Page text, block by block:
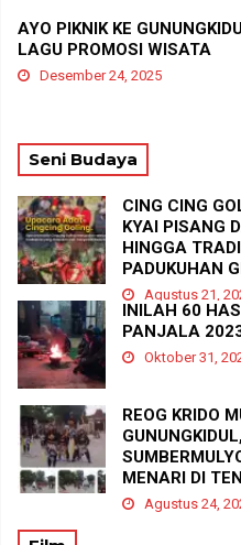
AYO PIKNIK KE
LAGU PROMOSI WISATA
Desember 24, 2025
Seni Budaya
CING CING
KYAI PISANG
HINGGA
PADUKUHAN
Agustus 21,
INILAH 60
PANJALA
Oktober 31,
REOG KRIDO
MENARI DI
Agustus 24,